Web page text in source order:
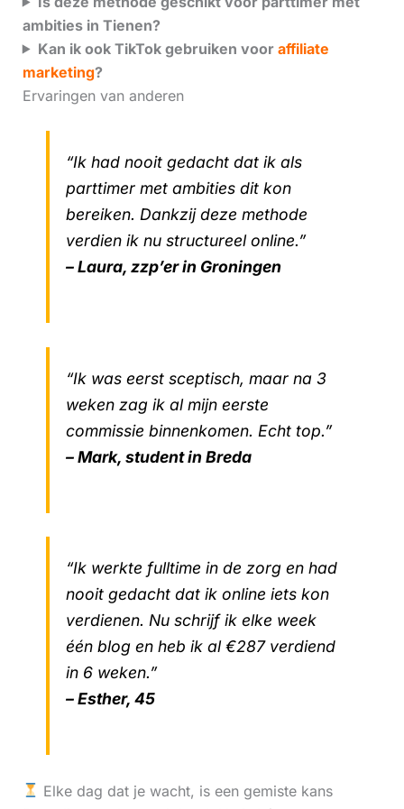
ambities in Tienen?
Kan ik ook TikTok gebruiken voor affiliate
marketing?
Ervaringen van anderen
“Ik had nooit gedacht dat ik als
parttimer met ambities dit kon
bereiken. Dankzij deze methode
verdien ik nu structureel online.”
– Laura, zzp’er in Groningen
“Ik was eerst sceptisch, maar na 3
weken zag ik al mijn eerste
commissie binnenkomen. Echt top.”
– Mark, student in Breda
“Ik werkte fulltime in de zorg en had
nooit gedacht dat ik online iets kon
verdienen. Nu schrijf ik elke week
één blog en heb ik al €287 verdiend
in 6 weken.”
– Esther, 45
Elke dag dat je wacht, is een gemiste kans